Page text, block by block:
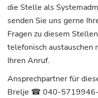
die Stelle als
senden Sie uns gerne
Fragen zu diesem
telefonisch austauschen
Ihren Anruf.
Ansprechpartner für
Brelje ☎︎ 040-